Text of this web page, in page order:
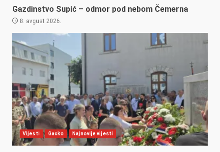
Gazdinstvo Supić – odmor pod nebom Čemerna
8. avgust 2026.
Vijesti Gacko Najnovije vijesti